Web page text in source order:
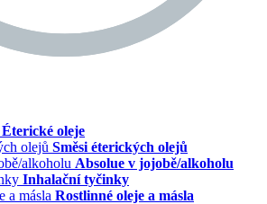
Éterické oleje
Směsi éterických olejů
Absolue v jojobě/alkoholu
Inhalační tyčinky
Rostlinné oleje a másla